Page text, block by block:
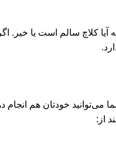
آیا کلاچ سالم است یا
خودتان هم انجام
از: